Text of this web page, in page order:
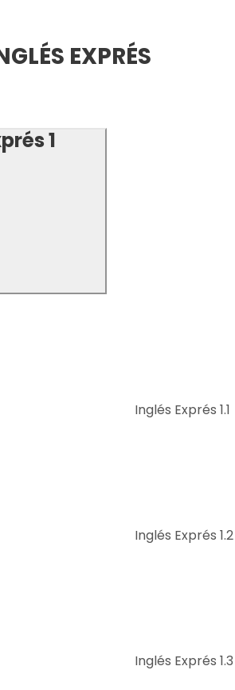
EXPRÉS
1
Inglés Exprés 1.1
Inglés Exprés 1.2
Inglés Exprés 1.3